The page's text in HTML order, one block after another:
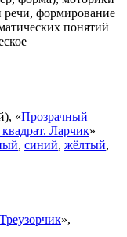
речи, формирование
понятий
«Прозрачный
Ларчик»
, синий, жёлтый,
Треузорчик»,